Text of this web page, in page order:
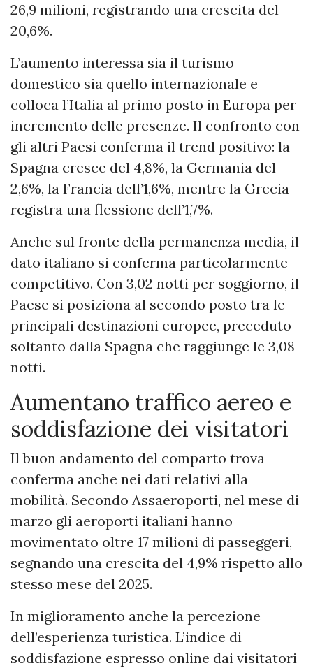
26,9 milioni, registrando una crescita del
20,6%.
L’aumento interessa sia il turismo
domestico sia quello internazionale e
colloca l’Italia al primo posto in Europa per
incremento delle presenze. Il confronto con
gli altri Paesi conferma il trend positivo: la
Spagna cresce del 4,8%, la Germania del
2,6%, la Francia dell’1,6%, mentre la Grecia
registra una flessione dell’1,7%.
Anche sul fronte della permanenza media, il
dato italiano si conferma particolarmente
competitivo. Con 3,02 notti per soggiorno, il
Paese si posiziona al secondo posto tra le
principali destinazioni europee, preceduto
soltanto dalla Spagna che raggiunge le 3,08
notti.
Aumentano traffico aereo e
soddisfazione dei visitatori
Il buon andamento del comparto trova
conferma anche nei dati relativi alla
mobilità. Secondo Assaeroporti, nel mese di
marzo gli aeroporti italiani hanno
movimentato oltre 17 milioni di passeggeri,
segnando una crescita del 4,9% rispetto allo
stesso mese del 2025.
In miglioramento anche la percezione
dell’esperienza turistica. L’indice di
soddisfazione espresso online dai visitatori